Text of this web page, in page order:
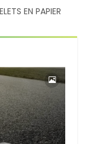
EN PAPIER